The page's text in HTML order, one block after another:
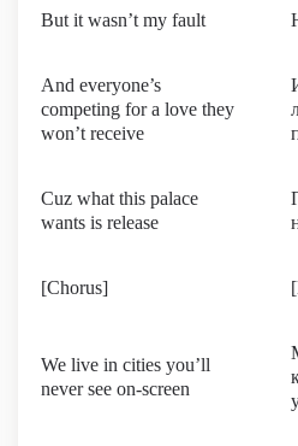
But it wasn’t my fault
And everyone’s
competing for a love they
won’t receive
Cuz what this palace
wants is release
[Chorus]
We live in cities you’ll
never see on-screen